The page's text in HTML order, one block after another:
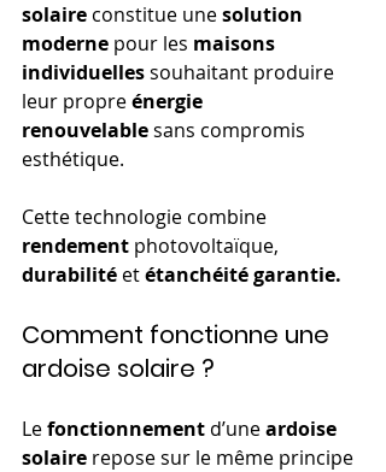
solaire constitue une solution
moderne pour les maisons
individuelles souhaitant produire
leur propre énergie
renouvelable sans compromis
esthétique.
Cette technologie combine
rendement photovoltaïque,
durabilité et étanchéité garantie.
Comment fonctionne une
ardoise solaire ?
Le fonctionnement d’une ardoise
solaire repose sur le même principe